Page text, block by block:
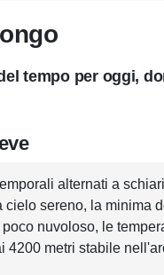
tempo per oggi,
alternati a
sereno, la minima
nuvoloso, le
4200 metri stabile